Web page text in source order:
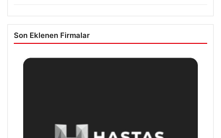
Son Eklenen Firmalar